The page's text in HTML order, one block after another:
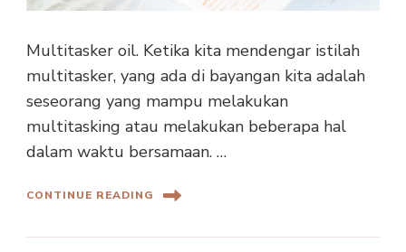
Multitasker oil. Ketika kita mendengar istilah
multitasker, yang ada di bayangan kita adalah
seseorang yang mampu melakukan
multitasking atau melakukan beberapa hal
dalam waktu bersamaan. …
CONTINUE READING